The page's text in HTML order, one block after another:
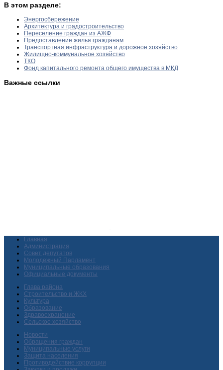
В этом разделе:
Энергосбережение
Архитектура и градостроительство
Переселение граждан из АЖФ
Предоставление жилья гражданам
Транспортная инфраструктура и дорожное хозяйство
Жилищно-коммунальное хозяйство
ТКО
Фонд капитального ремонта общего имущества в МКД
Важные ссылки
Главная
Администрация
Совет депутатов
Молодежный Парламент
Муниципальные образования
Официальные документы
Глава района
Строительство и ЖКХ
Культура
Образование
Здравоохранение
Сельское хозяйство
Новости
Обращения граждан
Муниципальные услуги
Защита населения
Противодействие коррупции